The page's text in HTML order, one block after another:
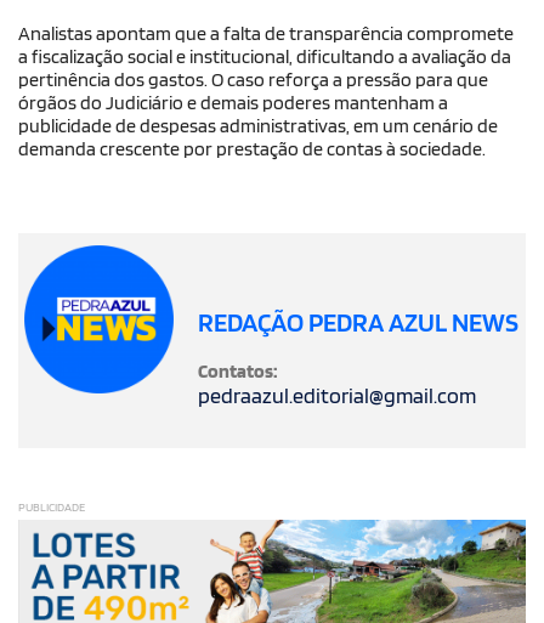
Analistas apontam que a falta de transparência compromete
a fiscalização social e institucional, dificultando a avaliação da
pertinência dos gastos. O caso reforça a pressão para que
órgãos do Judiciário e demais poderes mantenham a
publicidade de despesas administrativas, em um cenário de
demanda crescente por prestação de contas à sociedade.
REDAÇÃO PEDRA AZUL NEWS
Contatos:
pedraazul.editorial@gmail.com
PUBLICIDADE